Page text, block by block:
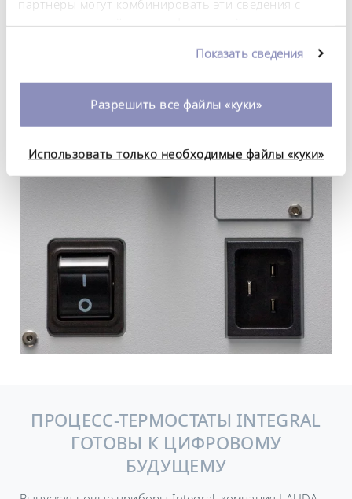
партнеры могут комбинировать эти сведения с
предоставленной вами информацией, а также
использовании вами их сервисов. Вы можете
изменить или отозвать свое согласие в любое
время. Более подробную информацию об этом вы
можете найти в нашей
политике
Показать сведения
Разрешить все файлы «куки»
Использовать только необходимые файлы «куки»
ПРОЦЕСС-ТЕРМОСТАТЫ INTEGRAL
ГОТОВЫ К ЦИФРОВОМУ
БУДУЩЕМУ